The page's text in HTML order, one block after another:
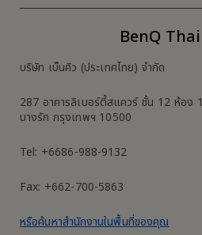
BenQ
บริษัท เบ็นคิว (ประเทศไทย) จำกัด
287 อาคารลิเบอร์ตี้สแควร์ ชั้น 12 ห้อง
บางรัก กรุงเทพฯ 10500
Tel: +6686-988-9132
Fax: +662-700-5863
หรือค้นหาสำนักงานในพื้นที่ของคุณ